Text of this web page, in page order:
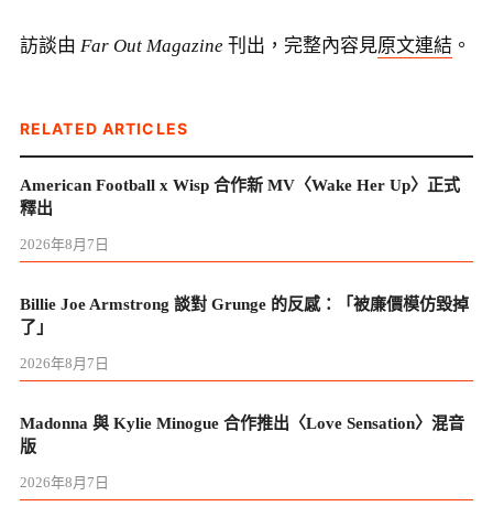
訪談由 Far Out Magazine 刊出，完整內容見原文連結 。
RELATED ARTICLES
American Football x Wisp 合作新 MV〈Wake Her Up〉正式
釋出
2026年8月7日
Billie Joe Armstrong 談對 Grunge 的反感：「被廉價模仿毀掉
了」
2026年8月7日
Madonna 與 Kylie Minogue 合作推出〈Love Sensation〉混音
版
2026年8月7日